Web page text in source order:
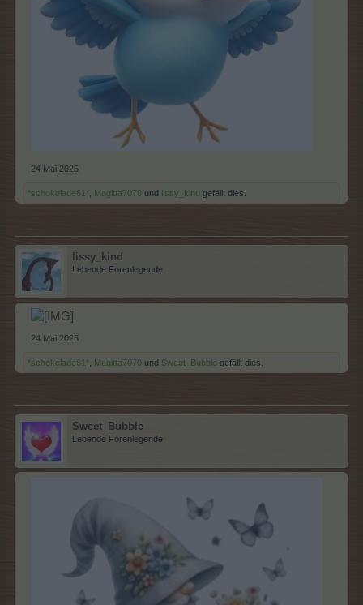
24 Mai 2025
*schokolade61* Magitta7070 und lissy_kind gefällt dies.
lissy_kind
Lebende Forenlegende
24 Mai 2025
*schokolade61* Magitta7070 und Sweet_Bubble gefällt dies.
Sweet_Bubble
Lebende Forenlegende